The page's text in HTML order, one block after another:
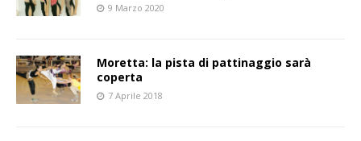
9 Marzo 2020
Moretta: la pista di pattinaggio sarà
coperta
7 Aprile 2018